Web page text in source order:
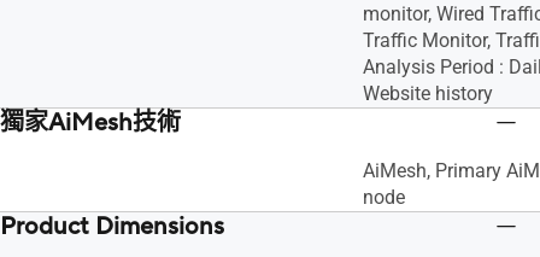
monitor, Wired
Traffic Monitor,
Analysis Period :
Website history
獨家AiMesh技術
AiMesh, Primary
node
Product Dimensions